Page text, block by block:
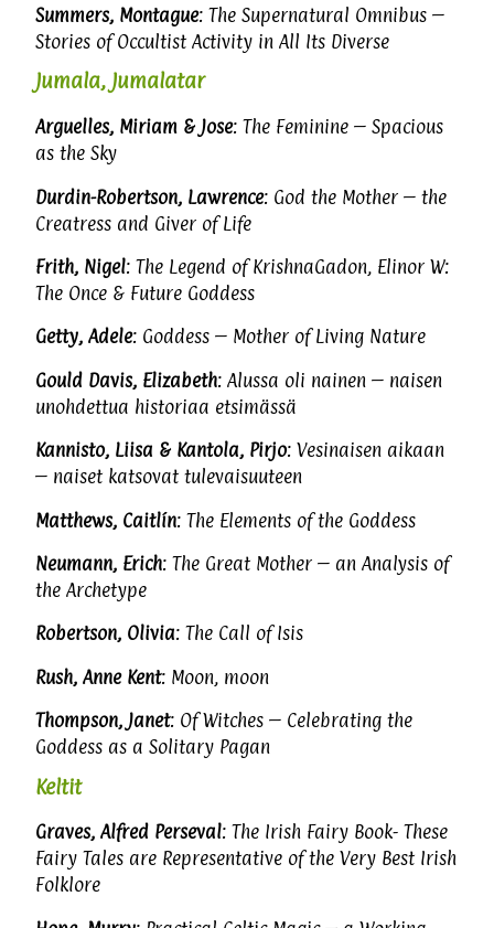
Summers, Montague: The Supernatural Omnibus –
Stories of Occultist Activity in All Its Diverse
Jumala, Jumalatar
Arguelles, Miriam & Jose: The Feminine – Spacious
as the Sky
Durdin-Robertson, Lawrence: God the Mother – the
Creatress and Giver of Life
Frith, Nigel: The Legend of KrishnaGadon, Elinor W:
The Once & Future Goddess
Getty, Adele: Goddess – Mother of Living Nature
Gould Davis, Elizabeth: Alussa oli nainen – naisen
unohdettua historiaa etsimässä
Kannisto, Liisa & Kantola, Pirjo: Vesinaisen aikaan
– naiset katsovat tulevaisuuteen
Matthews, Caitlín: The Elements of the Goddess
Neumann, Erich: The Great Mother – an Analysis of
the Archetype
Robertson, Olivia: The Call of Isis
Rush, Anne Kent: Moon, moon
Thompson, Janet: Of Witches – Celebrating the
Goddess as a Solitary Pagan
Keltit
Graves, Alfred Perseval: The Irish Fairy Book- These
Fairy Tales are Representative of the Very Best Irish
Folklore